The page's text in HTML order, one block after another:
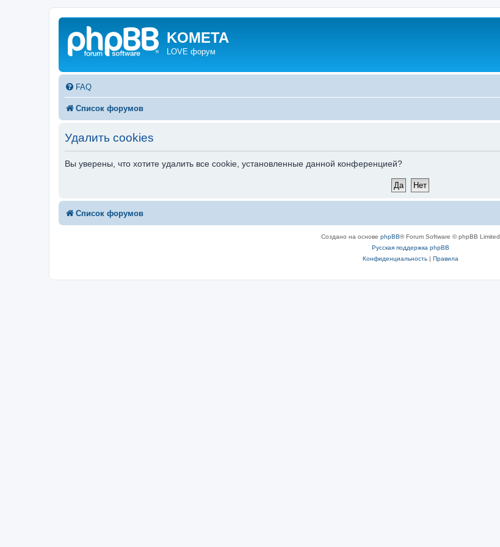
KOMETA
LOVE форум
FAQ
Список форумов
Удалить cookies
Вы уверены, что хотите удалить все cookie, установленные данной конференцией?
Список форумов
Создано на основе phpBB® Forum Software © phpBB Limited
Русская поддержка phpBB
Конфиденциальность| Правила